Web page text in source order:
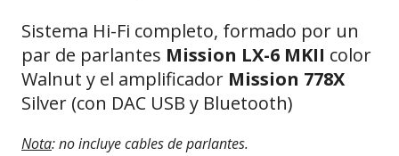
Sistema Hi-Fi completo, formado por un
par de parlantes Mission LX-6 MKII color
Walnut y el amplificador Mission 778X
Silver (con DAC USB y Bluetooth)
Nota: no incluye cables de parlantes.